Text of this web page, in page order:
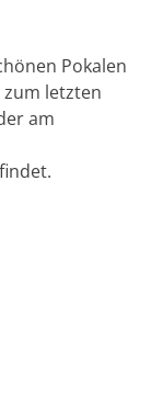
Pokalen
letzten
am